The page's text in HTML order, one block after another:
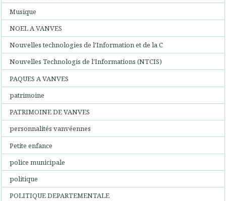
Musique
NOEL A VANVES
Nouvelles technologies de l'Information et de la C
Nouvelles Technologis de l'Informations (NTCIS)
PAQUES A VANVES
patrimoine
PATRIMOINE DE VANVES
personnalités vanvéennes
Petite enfance
police municipale
politique
POLITIQUE DEPARTEMENTALE